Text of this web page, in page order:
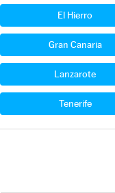
El Hierro
Gran Canaria
Lanzarote
Tenerife